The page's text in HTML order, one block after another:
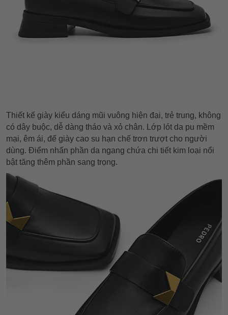
Thiết kế giày kiểu dáng mũi vuông hiện đại, trẻ trung, không
có dây buộc, dễ dàng tháo và xỏ chân. Lớp lót da pu mềm
mại, êm ái, đế giày cao su hạn chế trơn trượt cho người
dùng. Điểm nhấn phần da ngang chứa chi tiết kim loại nổi
bật tăng thêm phần sang trọng.